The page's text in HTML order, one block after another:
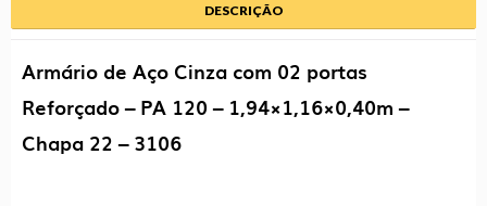
DESCRIÇÃO
Armário de Aço Cinza com 02 portas
Reforçado – PA 120 – 1,94×1,16×0,40m –
Chapa 22 – 3106